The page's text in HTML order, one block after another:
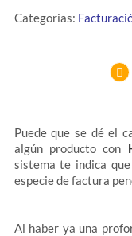
Categorias:
Puede que se dé el
algún producto con
sistema te indica que
especie de factura
Al haber ya una